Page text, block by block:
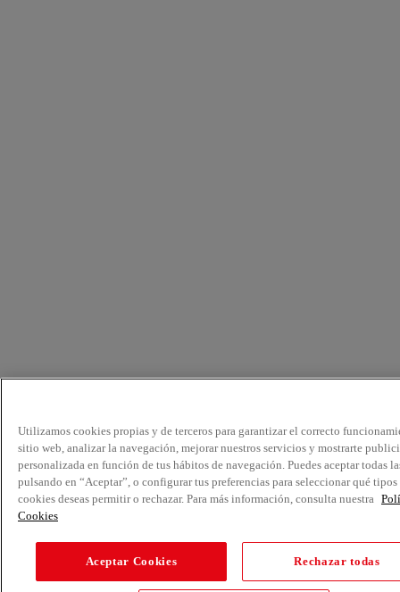
Utilizamos cookies propias y de terceros para garantizar el correcto
sitio web, analizar la navegación, mejorar nuestros servicios y mostrarte
personalizada en función de tus hábitos de navegación. Puedes aceptar todas
pulsando en “Aceptar”, o configurar tus preferencias para seleccionar qué tipos
cookies deseas permitir o rechazar. Para más información, consulta nuestra
Cookies
Aceptar Cookies Rechazar todas